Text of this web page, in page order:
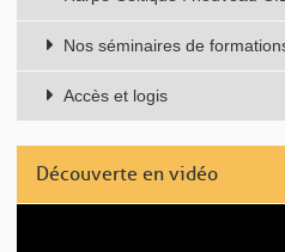
Nos séminaires de
Accès et logis
Découverte en vidéo